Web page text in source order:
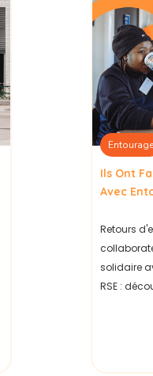
Entourage
Ils Ont
Avec
Retours
solidaire
RSE :